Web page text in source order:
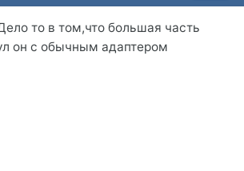
то в том,что большая часть
он с обычным адаптером